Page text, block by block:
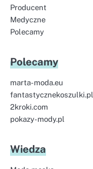
Producent
Medyczne
Polecamy
Polecamy
marta-moda.eu
fantastycznekoszulki.pl
2kroki.com
pokazy-mody.pl
Wiedza